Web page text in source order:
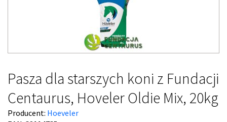
Pasza dla starszych koni z Fundacji
Centaurus, Hoveler Oldie Mix, 20kg
Producent: Hoeveler